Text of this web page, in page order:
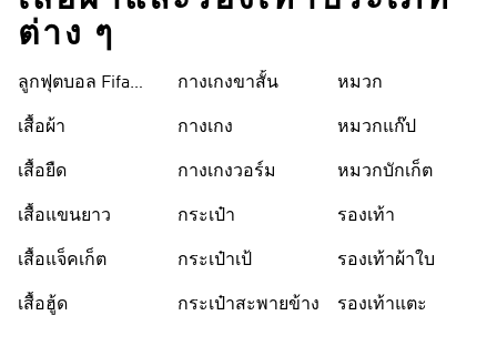
ต่าง ๆ
ลูกฟุตบอล Fifa
เสื้อผ้า
เสื้อยืด
เสื้อแขนยาว
เสื้อแจ็คเก็ต
เสื้อฮู้ด
กางเกงขาสั้น
กางเกง
กางเกงวอร์ม
กระเป๋า
กระเป๋าเป้
กระเป๋าสะพายข้าง
หมวก
หมวกแก๊ป
หมวกบักเก็ต
รองเท้า
รองเท้าผ้าใบ
รองเท้าแตะ